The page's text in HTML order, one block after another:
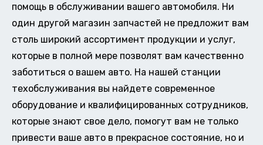
помощь в обслуживании вашего автомобиля. Ни
один другой магазин запчастей не предложит вам
столь широкий ассортимент продукции и услуг,
которые в полной мере позволят вам качественно
заботиться о вашем авто. На нашей станции
техобслуживания вы найдете современное
оборудование и квалифицированных сотрудников,
которые знают свое дело, помогут вам не только
привести ваше авто в прекрасное состояние, но и